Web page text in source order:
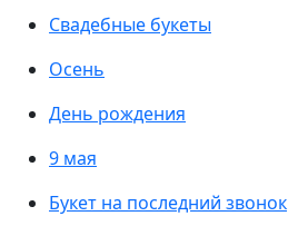
Свадебные букеты
Осень
День рождения
9 мая
Букет на последний звонок